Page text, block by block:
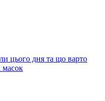
цього дня та що варто
масок